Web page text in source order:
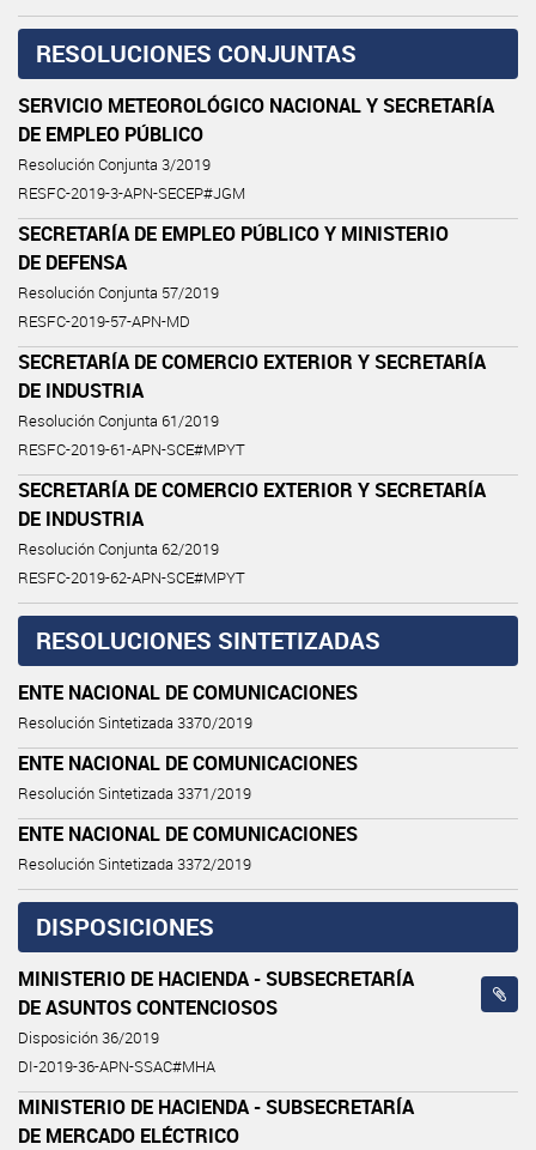
RESOLUCIONES CONJUNTAS
SERVICIO METEOROLÓGICO NACIONAL Y SECRETARÍA
DE EMPLEO PÚBLICO
Resolución Conjunta 3/2019
RESFC-2019-3-APN-SECEP#JGM
SECRETARÍA DE EMPLEO PÚBLICO Y MINISTERIO
DE DEFENSA
Resolución Conjunta 57/2019
RESFC-2019-57-APN-MD
SECRETARÍA DE COMERCIO EXTERIOR Y SECRETARÍA
DE INDUSTRIA
Resolución Conjunta 61/2019
RESFC-2019-61-APN-SCE#MPYT
SECRETARÍA DE COMERCIO EXTERIOR Y SECRETARÍA
DE INDUSTRIA
Resolución Conjunta 62/2019
RESFC-2019-62-APN-SCE#MPYT
RESOLUCIONES SINTETIZADAS
ENTE NACIONAL DE COMUNICACIONES
Resolución Sintetizada 3370/2019
ENTE NACIONAL DE COMUNICACIONES
Resolución Sintetizada 3371/2019
ENTE NACIONAL DE COMUNICACIONES
Resolución Sintetizada 3372/2019
DISPOSICIONES
MINISTERIO DE HACIENDA - SUBSECRETARÍA
DE ASUNTOS CONTENCIOSOS
Disposición 36/2019
DI-2019-36-APN-SSAC#MHA
MINISTERIO DE HACIENDA - SUBSECRETARÍA
DE MERCADO ELÉCTRICO